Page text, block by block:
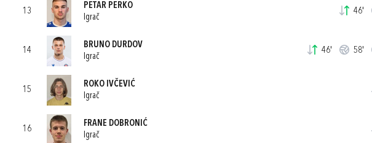
13
PETAR PERKO
Igrač
46'
14
BRUNO DURDOV
Igrač
46' 58'
15
ROKO IVČEVIĆ
Igrač
16
FRANE DOBRONIĆ
Igrač